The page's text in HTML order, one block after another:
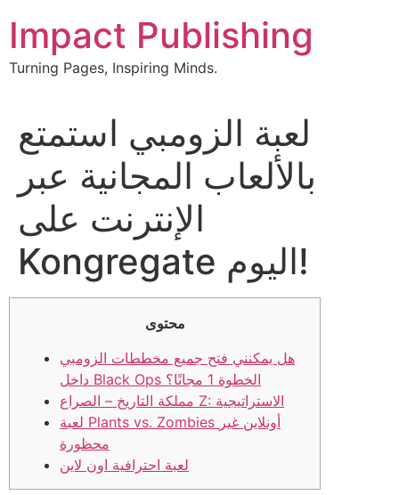
content
Impact Publishing
Turning Pages, Inspiring Minds.
لعبة الزومبي استمتع
بالألعاب المجانية عبر
الإنترنت على
Kongregate اليوم!
محتوى
هل يمكنني فتح جميع مخططات الزومبي
داخل Black Ops الخطوة 1 مجانًا؟
مملكة التاريخ – الصراع Z: الاستراتيجية
لعبة Plants vs. Zombies أونلاين غير
محظورة
لعبة احترافية اون لاين